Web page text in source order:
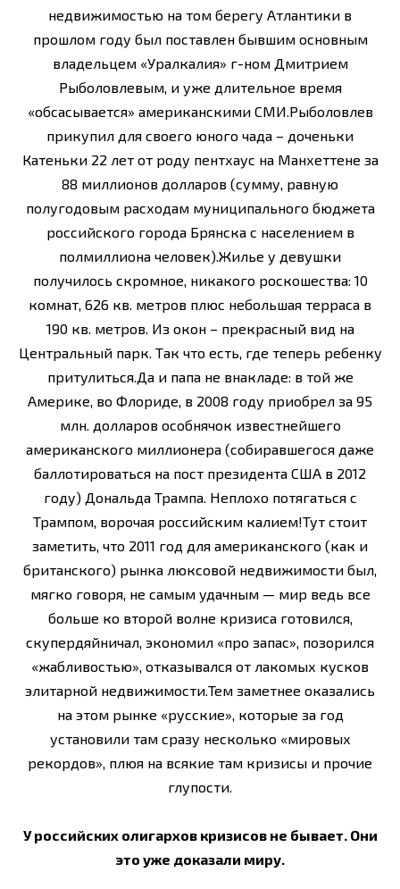
недвижимостью на том берегу Атлантики в
прошлом году был поставлен бывшим основным
владельцем «Уралкалия» г-ном Дмитрием
Рыболовлевым, и уже длительное время
«обсасывается» американскими СМИ.Рыболовлев
прикупил для своего юного чада – доченьки
Катеньки 22 лет от роду пентхаус на Манхеттене за
88 миллионов долларов (сумму, равную
полугодовым расходам муниципального бюджета
российского города Брянска с населением в
полмиллиона человек).Жилье у девушки
получилось скромное, никакого роскошества: 10
комнат, 626 кв. метров плюс небольшая терраса в
190 кв. метров. Из окон – прекрасный вид на
Центральный парк. Так что есть, где теперь ребенку
притулиться.Да и папа не внакладе: в той же
Америке, во Флориде, в 2008 году приобрел за 95
млн. долларов особнячок известнейшего
американского миллионера (собиравшегося даже
баллотироваться на пост президента США в 2012
году) Дональда Трампа. Неплохо потягаться с
Трампом, ворочая российским калием!Тут стоит
заметить, что 2011 год для американского (как и
британского) рынка люксовой недвижимости был,
мягко говоря, не самым удачным — мир ведь все
больше ко второй волне кризиса готовился,
скупердяйничал, экономил «про запас», позорился
«жабливостью», отказывался от лакомых кусков
элитарной недвижимости.Тем заметнее оказались
на этом рынке «русские», которые за год
установили там сразу несколько «мировых
рекордов», плюя на всякие там кризисы и прочие
глупости.
У российских олигархов кризисов не бывает. Они
это уже доказали миру.